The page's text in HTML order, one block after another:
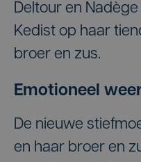
Deltour en
Kedist op haar
broer en zus.
Emotioneel
De nieuwe
en haar broer en